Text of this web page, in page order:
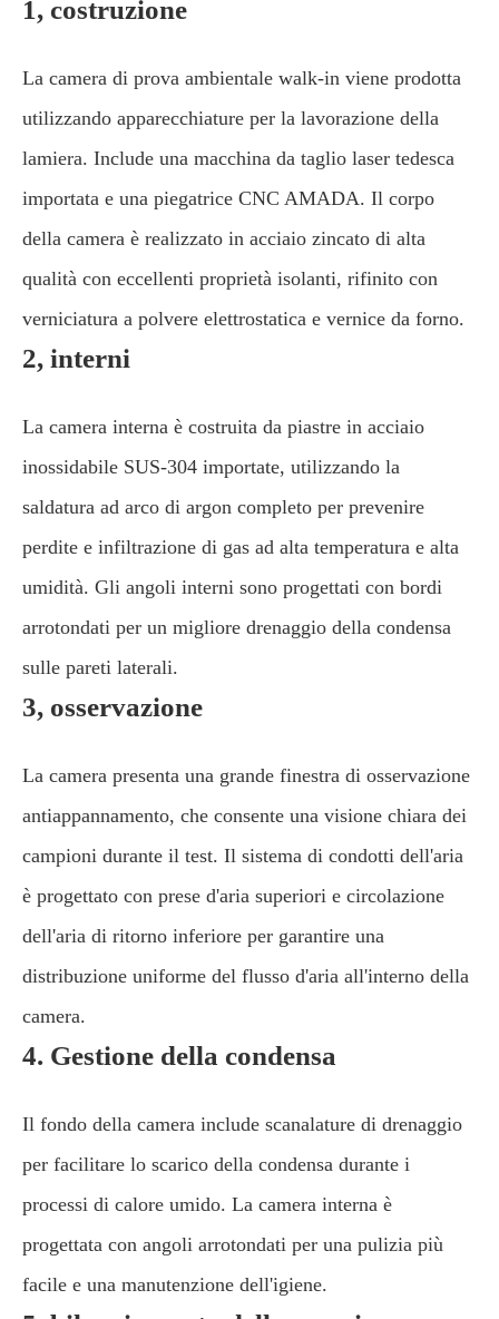
1, costruzione
La camera di prova ambientale walk-in viene prodotta
utilizzando apparecchiature per la lavorazione della
lamiera. Include una macchina da taglio laser tedesca
importata e una piegatrice CNC AMADA. Il corpo
della camera è realizzato in acciaio zincato di alta
qualità con eccellenti proprietà isolanti, rifinito con
verniciatura a polvere elettrostatica e vernice da forno.
2, interni
La camera interna è costruita da piastre in acciaio
inossidabile SUS-304 importate, utilizzando la
saldatura ad arco di argon completo per prevenire
perdite e infiltrazione di gas ad alta temperatura e alta
umidità. Gli angoli interni sono progettati con bordi
arrotondati per un migliore drenaggio della condensa
sulle pareti laterali.
3, osservazione
La camera presenta una grande finestra di osservazione
antiappannamento, che consente una visione chiara dei
campioni durante il test. Il sistema di condotti dell'aria
è progettato con prese d'aria superiori e circolazione
dell'aria di ritorno inferiore per garantire una
distribuzione uniforme del flusso d'aria all'interno della
camera.
4. Gestione della condensa
Il fondo della camera include scanalature di drenaggio
per facilitare lo scarico della condensa durante i
processi di calore umido. La camera interna è
progettata con angoli arrotondati per una pulizia più
facile e una manutenzione dell'igiene.